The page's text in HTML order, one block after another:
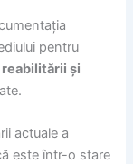
pentru
reabilitării și
actuale a
este într-o stare